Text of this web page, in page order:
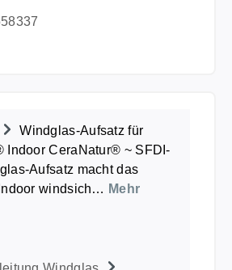
Windglas-Aufsatz für
Indoor CeraNatur® ~ SFDI-
Aufsatz macht das
windsich… Mehr